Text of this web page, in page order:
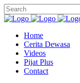
Home
Cerita Dewasa
Videos
Pijat Plus
Contact